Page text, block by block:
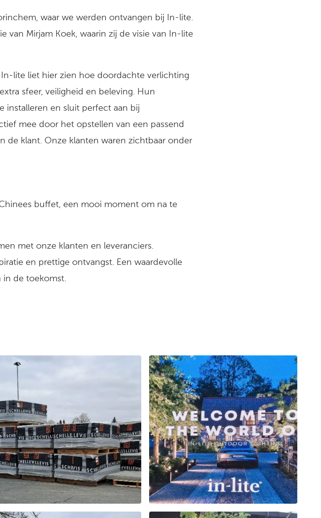
, waar we werden ontvangen bij In-lite.
van Mirjam Koek, waarin zij de visie van In-lite
lite liet hier zien hoe doordachte verlichting
sfeer, veiligheid en beleving. Hun
installeren en sluit perfect aan bij
mee door het opstellen van een passend
de klant. Onze klanten waren zichtbaar onder
buffet, een mooi moment om na te
met onze klanten en leveranciers.
en prettige ontvangst. Een waardevolle
in de toekomst.